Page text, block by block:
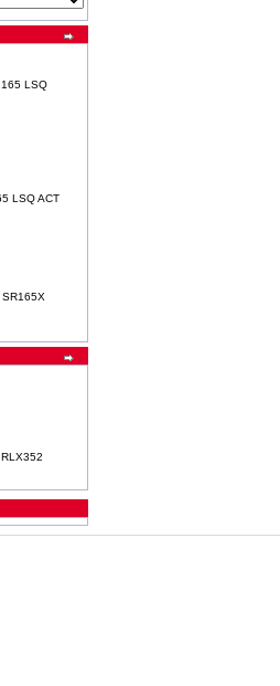
165 LSQ
LSQ ACT
SR165X
RLX352